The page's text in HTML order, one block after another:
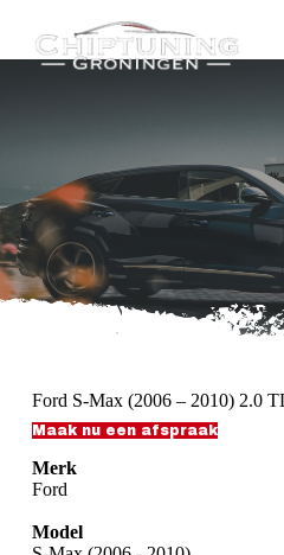
n
i
n
h
u
d
Ford S-Max (2006 – 2010) 2.0
Maak nu een afspraak
Merk
Ford
Model